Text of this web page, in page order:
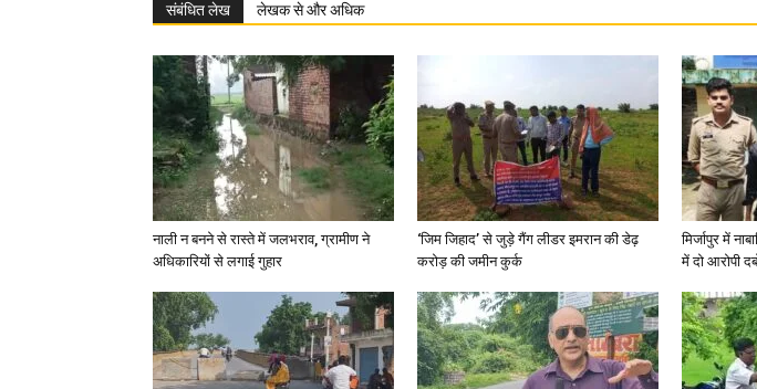
संबंधित लेख लेखक से और अधिक
नाली न बनने से रास्ते में जलभराव, ग्रामीण ने
अधिकारियों से लगाई गुहार
‘जिम जिहाद’ से जुड़े गैंग लीडर इमरान की डेढ़
करोड़ की जमीन कुर्क
मिर्जापुर में
में दो आरोपी